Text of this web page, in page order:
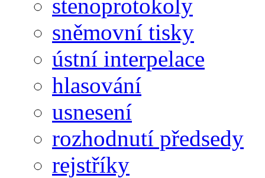
stenoprotokoly
sněmovní tisky
ústní interpelace
hlasování
usnesení
rozhodnutí předsedy
rejstříky